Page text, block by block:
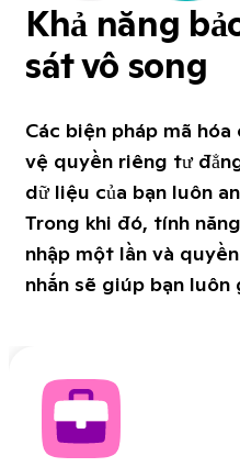
Khả năng
sát vô song
Các biện pháp mã
vệ quyền riêng tư
dữ liệu của bạn luôn
Trong khi đó, tính
nhập một lần và
nhắn sẽ giúp bạn